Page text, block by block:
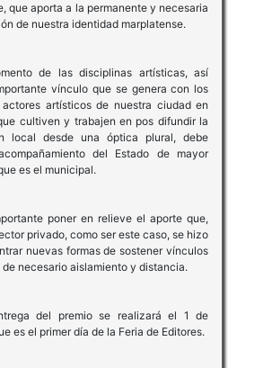
que aporta a la permanente y necesaria
de nuestra identidad marplatense.
de las disciplinas artísticas, así
vínculo que se genera con los
actores artísticos de nuestra ciudad en
cultiven y trabajen en pos difundir la
local desde una óptica plural, debe
del Estado de mayor
es el municipal.
poner en relieve el aporte que,
privado, como ser este caso, se hizo
nuevas formas de sostener vínculos
necesario aislamiento y distancia.
del premio se realizará el 1 de
es el primer día de la Feria de Editores.